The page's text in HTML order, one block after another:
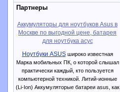
Партнеры
Аккумуляторы для ноутбуков Asus в
Москве по выгодной цене, батарея
для ноутбука асус
Ноутбуки ASUSшироко известная
Марка мобильных ПК, о которой слышал
практически каждый, кто пользуется
компьютерной техникой. Литий-ионные
(Li-Ion) Аккумуляторые батареи asus, как